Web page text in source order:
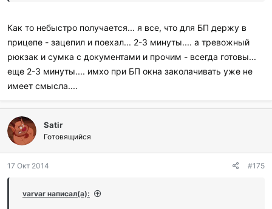
Как то небыстро получается... я все, что для БП держу в
прицепе - зацепил и поехал... 2-3 минуты.... а тревожный
рюкзак и сумка с документами и прочим - всегда готовы...
еще 2-3 минуты.... имхо при БП окна заколачивать уже не
имеет смысла....
Satir
Готовящийся
17 Окт 2014 #175
varvar написал(а):